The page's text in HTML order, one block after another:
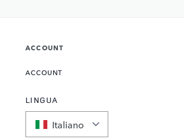
ACCOUNT
ACCOUNT
LINGUA
Italiano